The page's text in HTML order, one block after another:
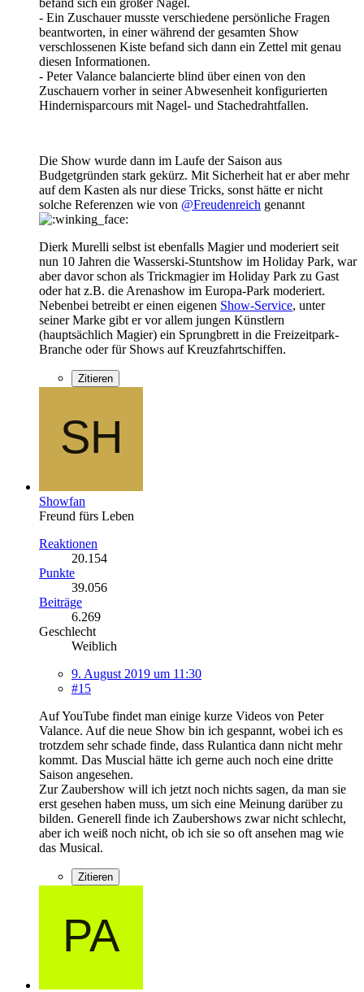
befand sich ein großer Nagel.
- Ein Zuschauer musste verschiedene persönliche Fragen
beantworten, in einer während der gesamten Show
verschlossenen Kiste befand sich dann ein Zettel mit genau
diesen Informationen.
- Peter Valance balancierte blind über einen von den
Zuschauern vorher in seiner Abwesenheit konfigurierten
Hindernisparcours mit Nagel- und Stachedrahtfallen.
Die Show wurde dann im Laufe der Saison aus
Budgetgründen stark gekürz. Mit Sicherheit hat er aber mehr
auf dem Kasten als nur diese Tricks, sonst hätte er nicht
solche Referenzen wie von @Freudenreich genannt
Dierk Murelli selbst ist ebenfalls Magier und moderiert seit
nun 10 Jahren die Wasserski-Stuntshow im Holiday Park, war
aber davor schon als Trickmagier im Holiday Park zu Gast
oder hat z.B. die Arenashow im Europa-Park moderiert.
Nebenbei betreibt er einen eigenen Show-Service, unter
seiner Marke gibt er vor allem jungen Künstlern
(hauptsächlich Magier) ein Sprungbrett in die Freizeitpark-
Branche oder für Shows auf Kreuzfahrtschiffen.
Zitieren
Showfan
Freund fürs Leben
Reaktionen
20.154
Punkte
39.056
Beiträge
6.269
Geschlecht
Weiblich
9. August 2019 um 11:30
#15
Auf YouTube findet man einige kurze Videos von Peter
Valance. Auf die neue Show bin ich gespannt, wobei ich es
trotzdem sehr schade finde, dass Rulantica dann nicht mehr
kommt. Das Muscial hätte ich gerne auch noch eine dritte
Saison angesehen.
Zur Zaubershow will ich jetzt noch nichts sagen, da man sie
erst gesehen haben muss, um sich eine Meinung darüber zu
bilden. Generell finde ich Zaubershows zwar nicht schlecht,
aber ich weiß noch nicht, ob ich sie so oft ansehen mag wie
das Musical.
Zitieren